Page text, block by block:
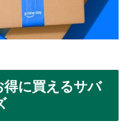
に買えるサバ